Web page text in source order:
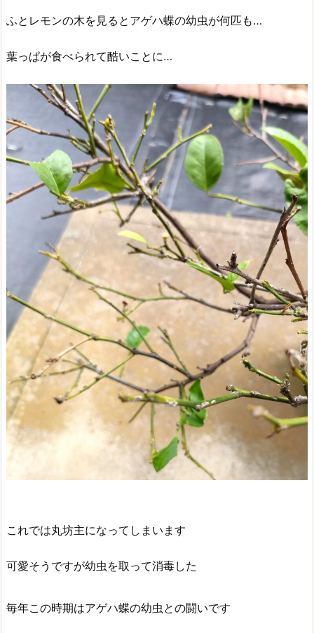
ふとレモンの木を見るとアゲハ蝶の幼虫が何匹も…
葉っぱが食べられて酷いことに…
これでは丸坊主になってしまいます
可愛そうですが幼虫を取って消毒した
毎年この時期はアゲハ蝶の幼虫との闘いです